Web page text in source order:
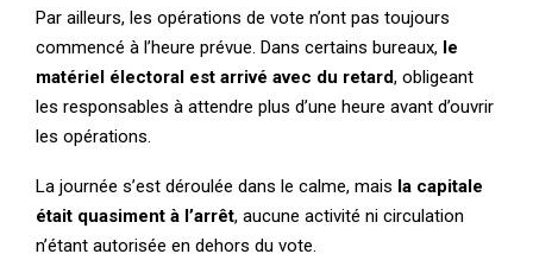
Par ailleurs, les opérations de vote n’ont pas toujours
commencé à l’heure prévue. Dans certains bureaux, le
matériel électoral est arrivé avec du retard, obligeant
les responsables à attendre plus d’une heure avant d’ouvrir
les opérations.
La journée s’est déroulée dans le calme, mais la capitale
était quasiment à l’arrêt, aucune activité ni circulation
n’étant autorisée en dehors du vote.